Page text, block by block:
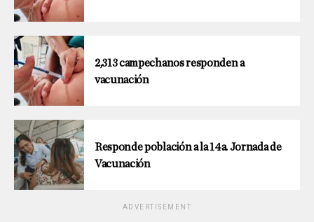
2,313 campechanos responden a
vacunación
Responde población a la 14a. Jornada de
Vacunación
ADVERTISEMENT